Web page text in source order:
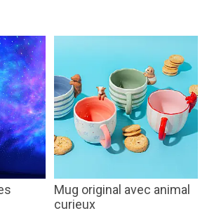
Mug original avec animal
curieux